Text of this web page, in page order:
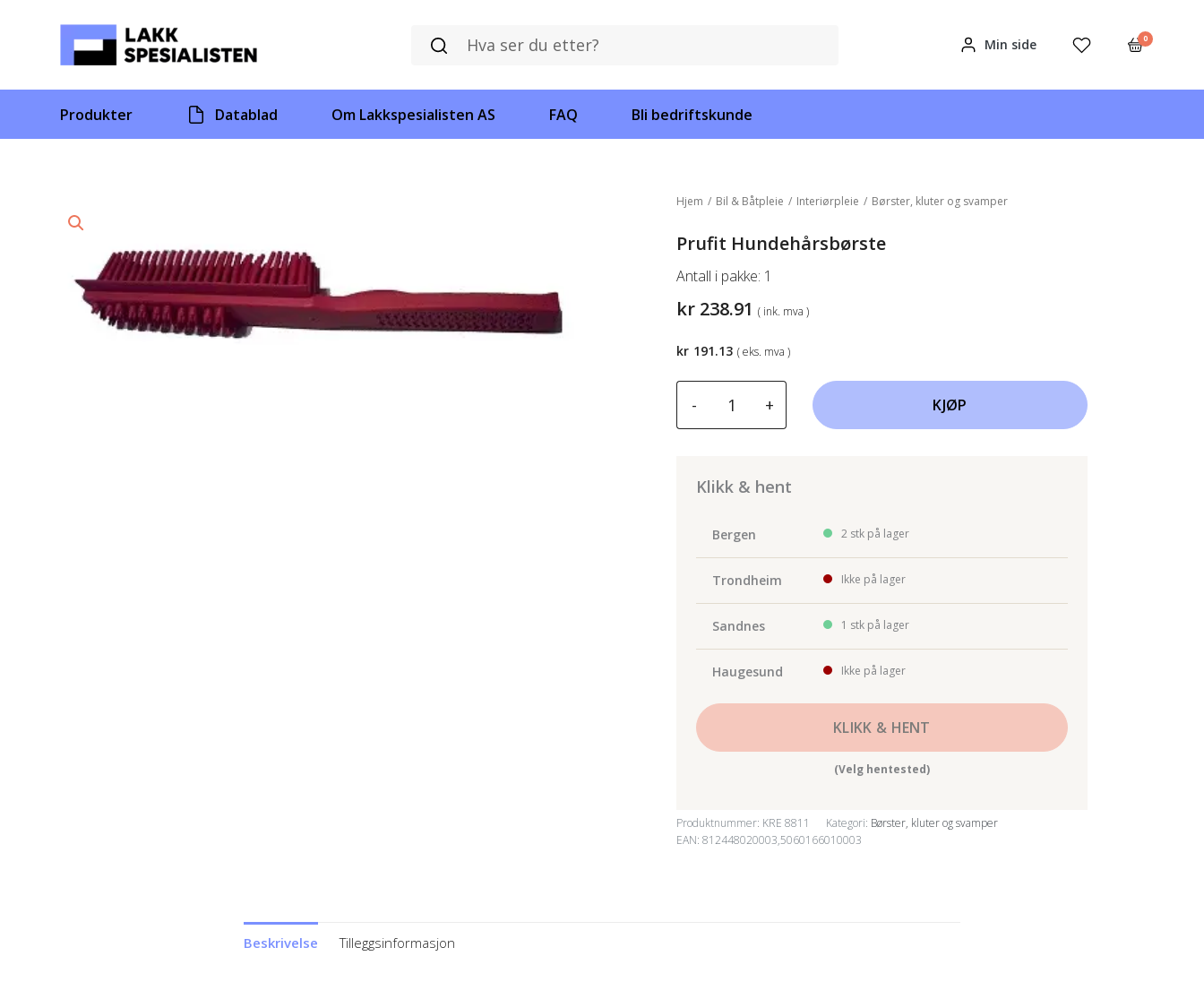
Min side 0
Produkter Datablad Om Lakkspesialisten AS FAQ Bli bedriftskunde
Hjem / Bil & Båtpleie / Interiørpleie / Børster, kluter og svamper
Prufit Hundehårsbørste
kr 238.91 ( ink. mva )
Antall i pakke: 1
-
Hundehårsbørste
antall
+ KJØP
Klikk & hent
Bergen 2 stk på lager
Trondheim Ikke på lager
Sandnes 1 stk på lager
Haugesund Ikke på lager
KLIKK & HENT
(Velg hentested)
Produktnummer: KRE 8811 Kategori: Børster, kluter og svamper
EAN: 812448020003,5060166010003
kr 191.13 ( eks. mva )
Beskrivelse Tilleggsinformasjon